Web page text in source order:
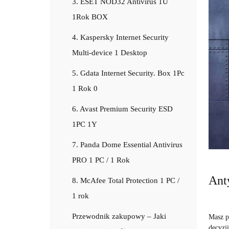
3. ESET NOD32 Antivirus 1U
1Rok BOX
4. Kaspersky Internet Security
Multi-device 1 Desktop
5. Gdata Internet Security. Box 1Pc
1 Rok 0
6. Avast Premium Security ESD
1PC 1Y
7. Panda Dome Essential Antivirus
PRO 1 PC / 1 Rok
8. McAfee Total Protection 1 PC /
1 rok
Przewodnik zakupowy – Jaki
Masz